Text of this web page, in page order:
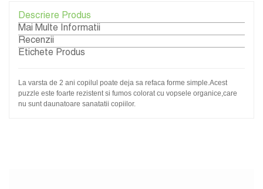
Descriere Produs
Mai Multe Informatii
Recenzii
Etichete Produs
La varsta de 2 ani copilul poate deja sa refaca forme simple.Acest
puzzle este foarte rezistent si fumos colorat cu vopsele organice,care
nu sunt daunatoare sanatatii copiilor.